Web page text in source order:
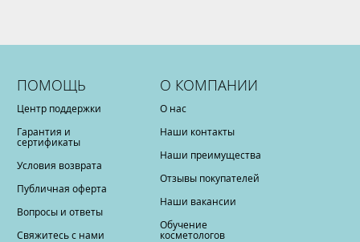
ПОМОЩЬ
Центр поддержки
Гарантия и
сертификаты
Условия возврата
Публичная оферта
Вопросы и ответы
Свяжитесь с нами
О КОМПАНИИ
О нас
Наши контакты
Наши преимущества
Отзывы покупателей
Наши вакансии
Обучение
косметологов